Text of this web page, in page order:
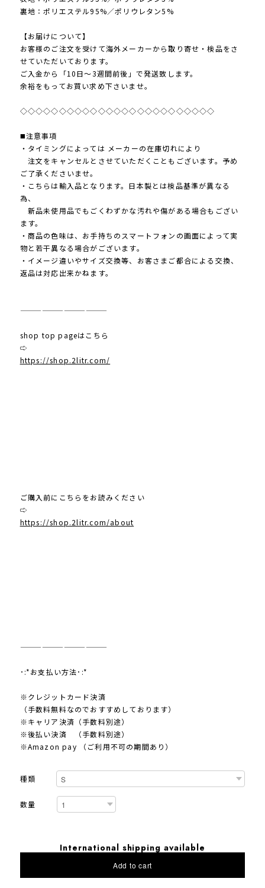
裏地：ポリエステル95%／ポリウレタン5%
【お届けについて】
お客様のご注文を受けて海外メーカーから取り寄せ・検品をさ
せていただいております。
ご入金から「10日～3週間前後」で発送致します。
余裕をもってお買い求め下さいませ。
◇◇◇◇◇◇◇◇◇◇◇◇◇◇◇◇◇◇◇◇◇◇◇◇◇
◼️注意事項
・タイミングによっては メーカーの在庫切れにより
注文をキャンセルとさせていただくこともございます。予め
ご了承くださいませ。
・こちらは輸入品となります。日本製とは検品基準が異なる
為、
新品未使用品でもごくわずかな汚れや傷がある場合もござい
ます。
・商品の色味は、お手持ちのスマートフォンの画面によって実
物と若干異なる場合がございます。
・イメージ違いやサイズ交換等、お客さまご都合による交換、
返品は対応出来かねます。
————————————
shop top pageはこちら
⇨
https://shop.2litr.com/
ご購入前にこちらをお読みください
⇨
https://shop.2litr.com/about
————————————
･:*お支払い方法･:*
※クレジットカード決済
（手数料無料なのでおすすめしております）
※キャリア決済（手数料別途）
※後払い決済 （手数料別途）
※Amazon pay （ご利用不可の期間あり）
種類
数量
International shipping available
Add to cart